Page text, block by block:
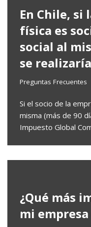
En Chile, si
física es
social al
se
Preguntas Frecuentes
Si el socio de la
misma (más de 90
Impuesto Global
¿Qué más
mi